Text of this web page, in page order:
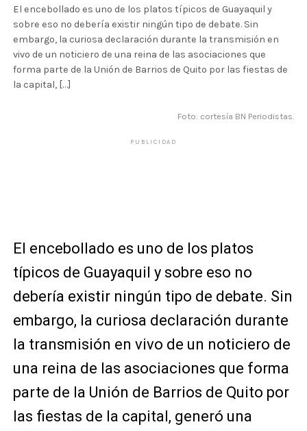
El encebollado es uno de los platos típicos de Guayaquil y
sobre eso no debería existir ningún tipo de debate. Sin
embargo, la curiosa declaración durante la transmisión en
vivo de un noticiero de una reina de las asociaciones que
forma parte de la Unión de Barrios de Quito por las fiestas de
la capital, […]
Foto: cortesía BN Periodistas.
PUBLICIDAD
El encebollado es uno de los platos
típicos de Guayaquil y sobre eso no
debería existir ningún tipo de debate. Sin
embargo, la curiosa declaración durante
la transmisión en vivo de un noticiero de
una reina de las asociaciones que forma
parte de la Unión de Barrios de Quito por
las fiestas de la capital, generó una